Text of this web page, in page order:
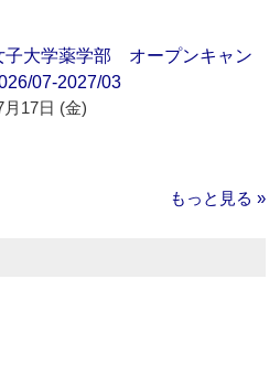
子大学薬学部 オープンキャン
07-2027/03
月17日 (金)
もっと見る »